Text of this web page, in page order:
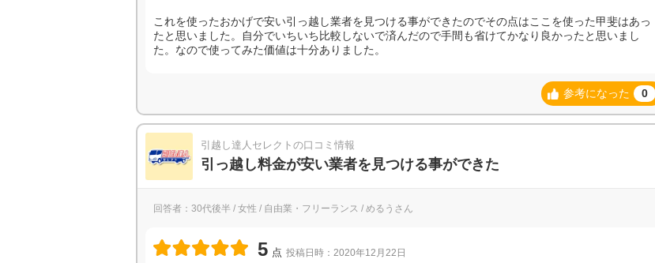
これを使ったおかげで安い引っ越し業者を見つける事ができたのでその点はここを使った甲斐はあっ
たと思いました。自分でいちいち比較しないで済んだので手間も省けてかなり良かったと思いまし
た。なので使ってみた価値は十分ありました。
参考になった 0
引越し達人セレクトの口コミ情報
引っ越し料金が安い業者を見つける事ができた
回答者：30代後半 / 女性 / 自由業・フリーランス / めるうさん
5 点 投稿日時：2020年12月22日